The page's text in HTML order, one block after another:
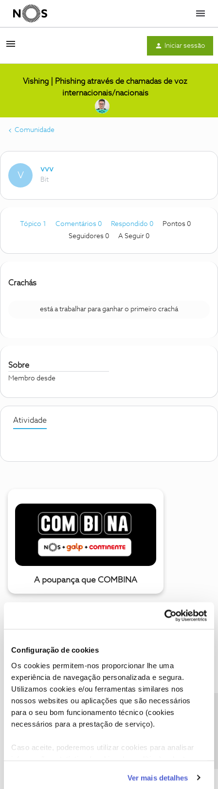
Configuração de cookies
Os cookies permitem-nos proporcionar lhe uma
experiência de navegação personalizada e segura.
Utilizamos cookies e/ou ferramentas similares nos
nossos websites ou aplicações que são necessários
para o seu bom funcionamento técnico (cookies
necessários para a prestação de serviço).
Caso aceite, poderemos utilizar cookies para analisar
funcionalidades (cookies de personalização e
Ver mais detalhes
Menu
Iniciar sessão
Vishing | Phishing através de chamadas de voz
internacionais/nacionais
Comunidade
V
vvv
Bit
Tópico 1 Comentários 0 Respondido 0
Pontos 0
Seguidores 0 A Seguir 0
Crachás
está a trabalhar para ganhar o primeiro crachá
Sobre
Membro desde
Atividade
A poupança que COMBINA
Descubra as novidades de julho